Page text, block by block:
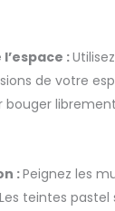
:
de votre
bouger
:Peignez les
teintes